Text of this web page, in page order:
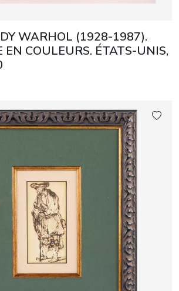
WARHOL (1928-1987).
EN COULEURS. ÉTATS-UNIS,